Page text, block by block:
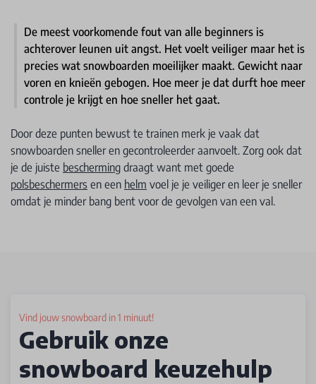
De meest voorkomende fout van alle beginners is
achterover leunen uit angst. Het voelt veiliger maar het is
precies wat snowboarden moeilijker maakt. Gewicht naar
voren en knieën gebogen. Hoe meer je dat durft hoe meer
controle je krijgt en hoe sneller het gaat.
Door deze punten bewust te trainen merk je vaak dat
snowboarden sneller en gecontroleerder aanvoelt. Zorg ook dat
je de juiste bescherming draagt want met goede
polsbeschermers en een helm voel je je veiliger en leer je sneller
omdat je minder bang bent voor de gevolgen van een val.
Vind jouw snowboard in 1 minuut!
Gebruik onze
snowboard keuzehulp